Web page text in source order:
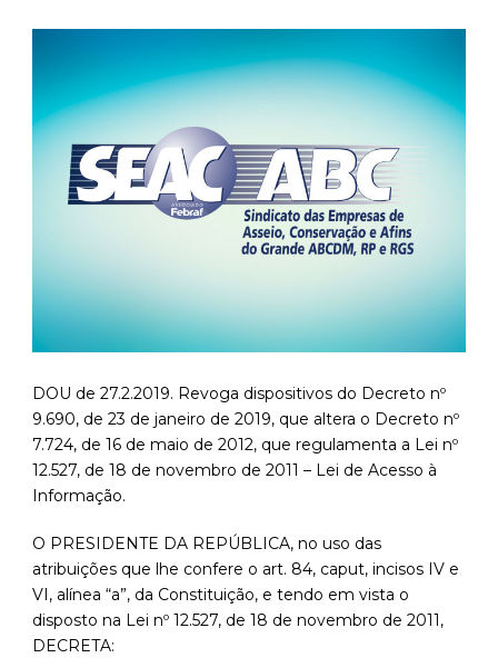
DOU de 27.2.2019. Revoga dispositivos do Decreto nº
9.690, de 23 de janeiro de 2019, que altera o Decreto nº
7.724, de 16 de maio de 2012, que regulamenta a Lei nº
12.527, de 18 de novembro de 2011 – Lei de Acesso à
Informação.
O PRESIDENTE DA REPÚBLICA, no uso das
atribuições que lhe confere o art. 84, caput, incisos IV e
VI, alínea “a”, da Constituição, e tendo em vista o
disposto na Lei nº 12.527, de 18 de novembro de 2011,
DECRETA: